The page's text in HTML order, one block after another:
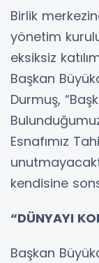
Birlik
yönetim
eksiksiz
Başkan
Durmuş,
Esnafımız
kendisine
“DÜNYAYI
Başkan